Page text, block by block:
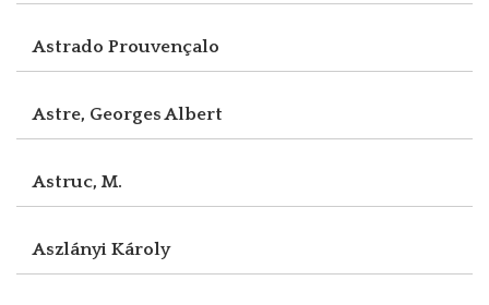
Astrado Prouvençalo
Astre, Georges Albert
Astruc, M.
Aszlányi Károly